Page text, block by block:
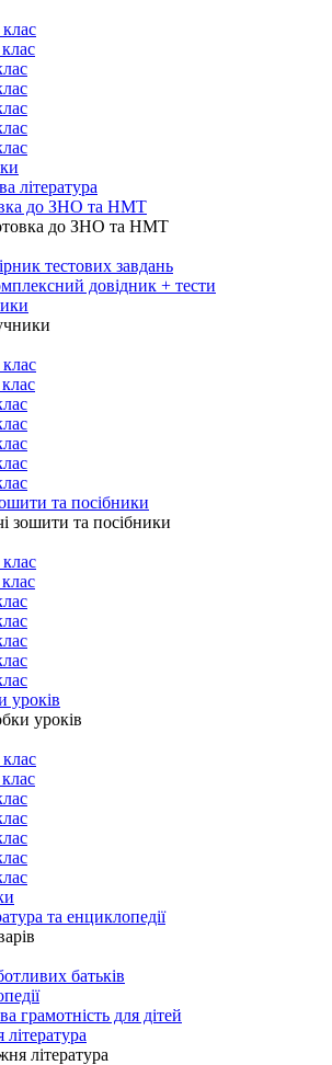
література
до ЗНО та НМТ
до ЗНО та НМТ
тестових завдань
довідник + тести
та посібники
зошити та посібники
уроків
уроків
та енциклопедії
батьків
грамотність для дітей
література